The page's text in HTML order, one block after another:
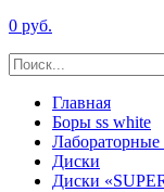
0 руб.
Главная
Боры ss white
Диски
Диски